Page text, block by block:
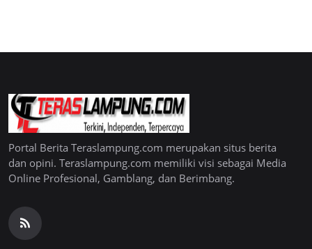
Portal Berita Teraslampung.com merupakan situs berita
dan opini. Teraslampung.com memiliki visi sebagai Media
Online Profesional, Gamblang, dan Berimbang.